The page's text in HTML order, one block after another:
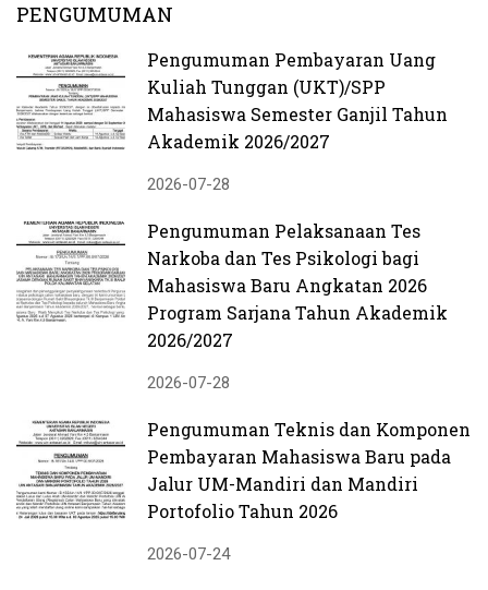
PENGUMUMAN
Pengumuman Pembayaran Uang
Kuliah Tunggan (UKT)/SPP
Mahasiswa Semester Ganjil Tahun
Akademik 2026/2027
2026-07-28
Pengumuman Pelaksanaan Tes
Narkoba dan Tes Psikologi bagi
Mahasiswa Baru Angkatan 2026
Program Sarjana Tahun Akademik
2026/2027
2026-07-28
Pengumuman Teknis dan Komponen
Pembayaran Mahasiswa Baru pada
Jalur UM-Mandiri dan Mandiri
Portofolio Tahun 2026
2026-07-24